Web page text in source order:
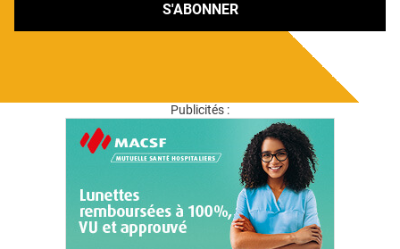
S'ABONNER
Publicités :